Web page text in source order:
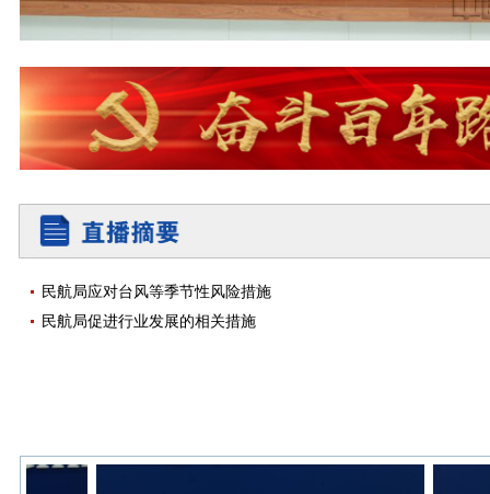
民航局应对台风等季节性风险措施
民航局促进行业发展的相关措施